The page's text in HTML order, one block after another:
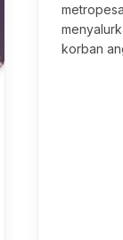
korban